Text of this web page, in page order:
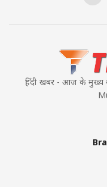
हिंदी खबर - आज के मुख्य